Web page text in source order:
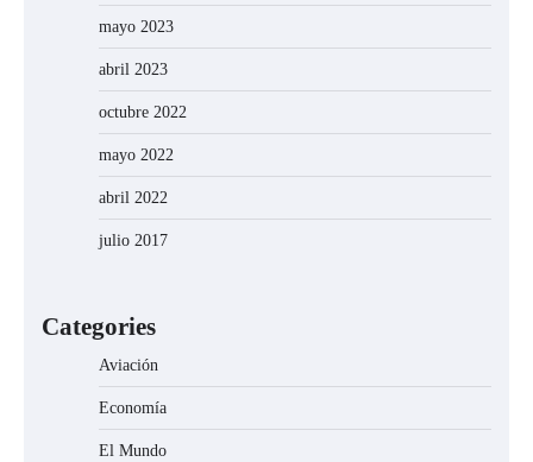
mayo 2023
abril 2023
octubre 2022
mayo 2022
abril 2022
julio 2017
Categories
Aviación
Economía
El Mundo